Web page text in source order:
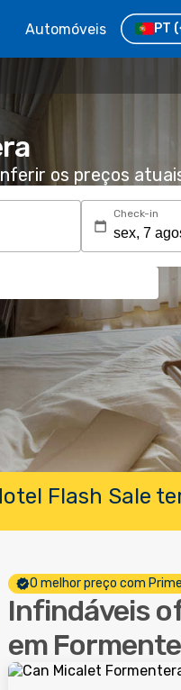
Automóveis PT
os preços
Check-in
Flash Sale
O melhor preço com Prime
Infindáveis
em